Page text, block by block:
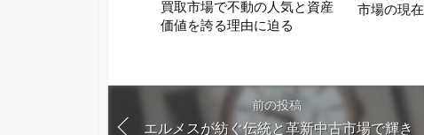
買取市場で不動の人気と資産
価値を誇る理由に迫る
市場の現在
前の投稿
エルメスが紡ぐ伝統と革新中古市場で輝き